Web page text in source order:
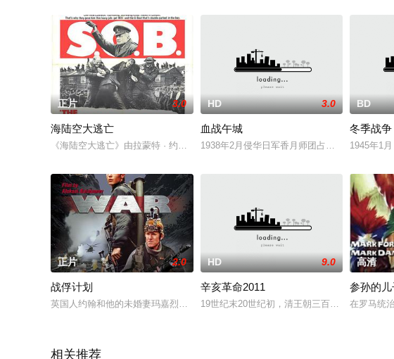
正片 3.0
海陆空大逃亡
《海陆空大逃亡》由拉蒙特 · 约翰逊执导，爱尔兰和英国联合制作。故事背景是位
HD 3.0
血战午城
1938年2月侵华日军香月师团占领山西临汾后
BD
冬季战争
1945年1
正片 2.0
战俘计划
英国人约翰和他的未婚妻玛嘉烈在车臣被恐怖分子虏获，而艾云是战俘，他们跟衆
HD 9.0
辛亥革命2011
19世纪末20世纪初，清王朝三百年江山气数将
高清
参孙的儿
在罗马统
相关推荐